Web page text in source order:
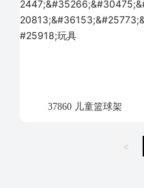
37860 儿童篮球架
<